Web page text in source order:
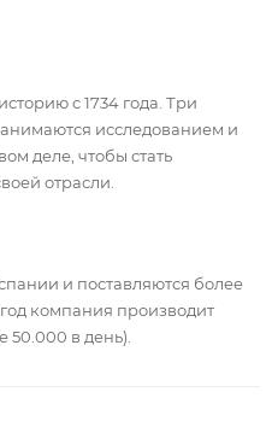
с 1734 года. Три
исследованием и
деле, чтобы стать
отрасли.
и поставляются более
компания производит
50.000 в день).